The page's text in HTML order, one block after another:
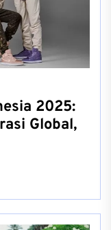
2025:
Global,